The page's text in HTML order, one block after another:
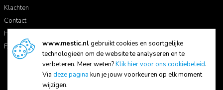
Klachten
Contact
Handleidingen
FAQ
www.mestic.nlgebruikt cookies en soortgelijke
technologieën om de website te analyseren en te
verbeteren. Meer weten?Klik hier voor ons cookiebeleid.
Via deze pagina kun je jouw voorkeuren op elk moment
wijzigen.